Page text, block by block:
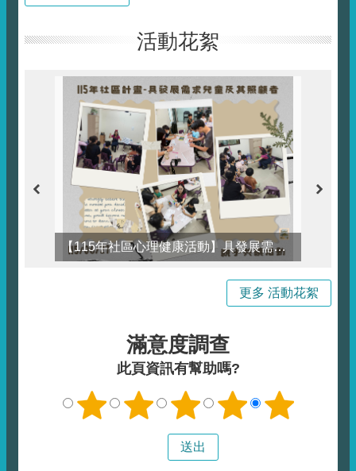
活動花絮
【115年社區心理健康活動】具發展需求兒童及其照顧者心理健康促進活動花絮
更多 活動花絮
滿意度調查
此頁資訊有幫助嗎?